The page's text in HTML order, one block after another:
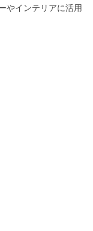
やインテリアに活用